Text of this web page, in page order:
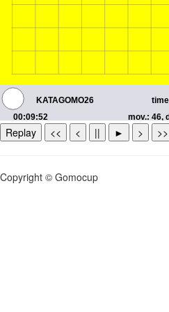
Replay << < || ► > >>
Copyright © Gomocup